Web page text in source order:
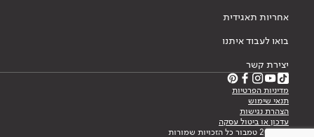
אחריות תאגידית
בואו לעבוד איתנו
יצירת קשר
מדיניות הפרטיות
תנאי שימוש
הצהרת נגישות
עדכון או ביטול עסקה
© 2026 טמבור כל הזכויות שמורות